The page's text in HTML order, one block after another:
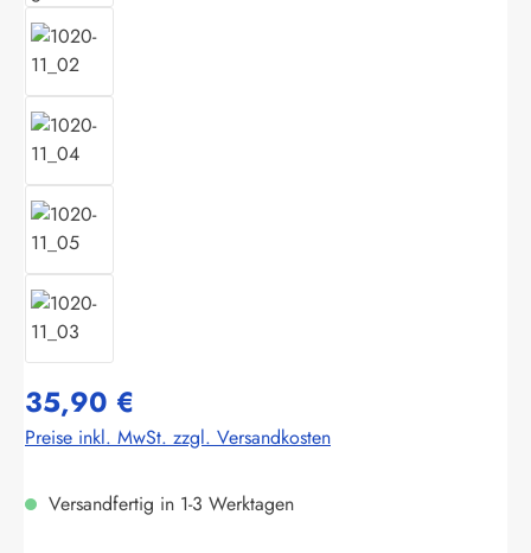
35,90 €
Preise inkl. MwSt. zzgl. Versandkosten
Versandfertig in 1-3 Werktagen